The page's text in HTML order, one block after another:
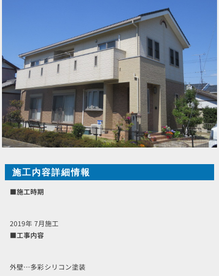
施工内容詳細情報
■施工時期
2019年 7月施工
■工事内容
外壁…多彩シリコン塗装